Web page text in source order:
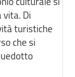
vita. Di
turistiche
che si